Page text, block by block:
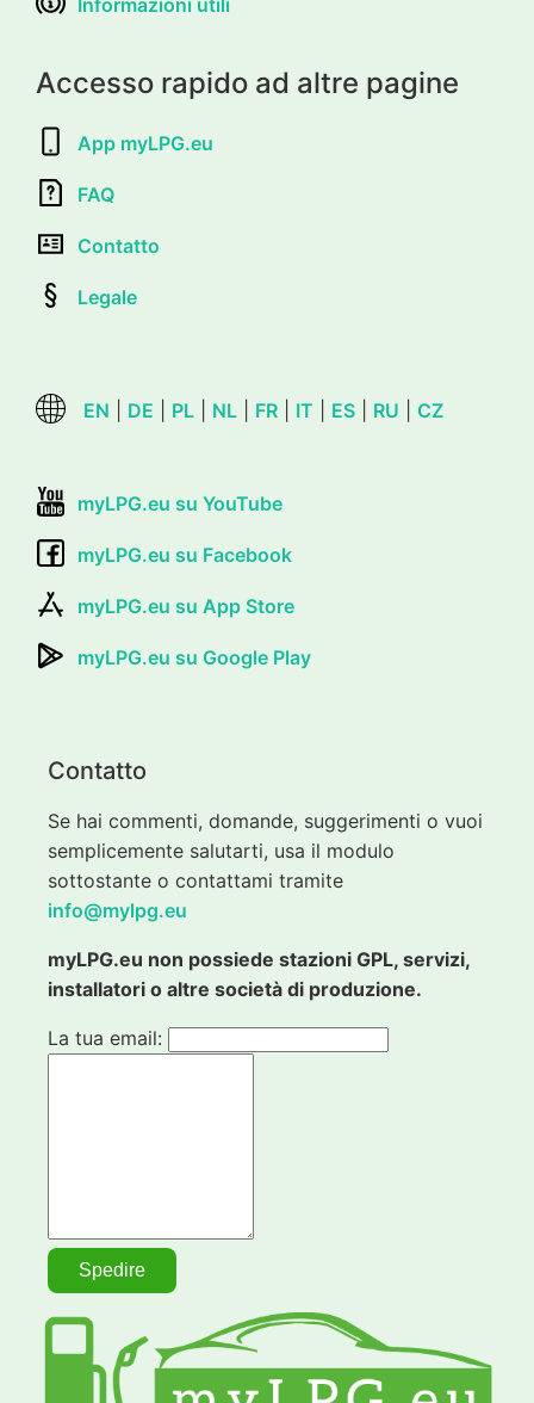
Accesso rapido ad altre pagine
App myLPG.eu
FAQ
Contatto
Legale
EN DE PL NL FR IT ES RU CZ
myLPG.eu su YouTube
myLPG.eu su Facebook
myLPG.eu su App Store
myLPG.eu su Google Play
Contatto
Se hai commenti, domande, suggerimenti o vuoi
semplicemente salutarti, usa il modulo
sottostante o contattami tramite
info@mylpg.eu
myLPG.eu non possiede stazioni GPL, servizi,
installatori o altre società di produzione.
La tua email: